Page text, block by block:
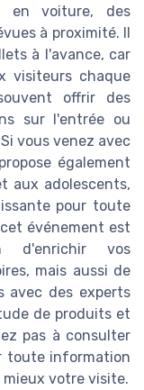
en voiture, des
à proximité. Il
à l'avance, car
visiteurs chaque
offrir des
sur l'entrée ou
vous venez avec
également
aux adolescents,
pour toute
événement est
d'enrichir vos
mais aussi de
avec des experts
de produits et
pas à consulter
toute information
votre visite.